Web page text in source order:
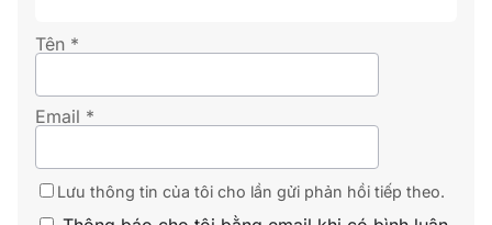
Tên *
Email *
Lưu thông tin của tôi cho lần gửi phản hồi tiếp theo.